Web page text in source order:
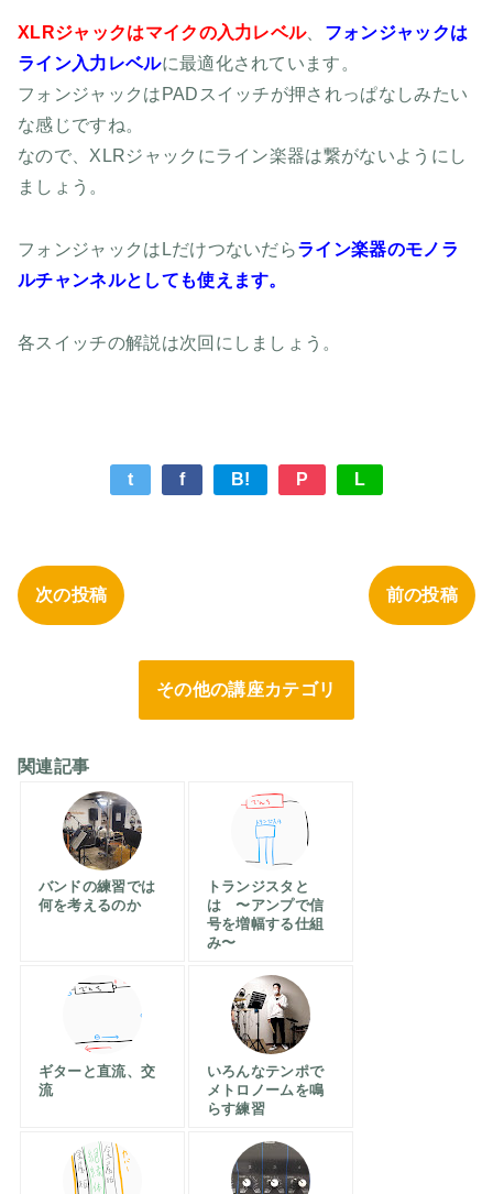
XLRジャックはマイクの入力レベル、 フォンジャックは
ライン入力レベルに最適化されています。
フォンジャックはPADスイッチが押されっぱなしみたい
な感じですね。
なので、XLRジャックにライン楽器は繋がないようにし
ましょう。
フォンジャックはLだけつないだらライン楽器のモノラ
ルチャンネルとしても使えます。
各スイッチの解説は次回にしましょう。
t f B! P L
次の投稿 前の投稿
その他の講座カテゴリ
関連記事
バンドの練習では
何を考えるのか
トランジスタと
は 〜アンプで信
号を増幅する仕組
み〜
ギターと直流、交
流
いろんなテンポで
メトロノームを鳴
らす練習